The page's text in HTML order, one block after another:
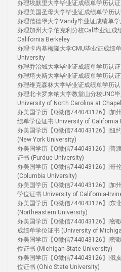
办理埃默里大学毕业证成绩单学历认
办理美国圣母大学毕业证成绩单学历
办理范德堡大学Vandy毕业证成绩单
办理加州大学伯克利分校Cal毕业证
California Berkeley
办理卡内基梅隆大学CMU毕业证成绩
University
办理乔治城大学毕业证成绩单学历认
办理塔夫斯大学毕业证成绩单学历认
办理维克森林大学毕业证成绩单学历
办理北卡罗来纳大学教堂山分校UNC
University of North Carolina at Chapel
办美国学历【Q微信744043126】|加
绩单学位证书 University of California
办美国学历【Q微信744043126】|纽
(New York University)
办美国学历【Q微信744043126】|普
证书 (Purdue University)
办美国学历【Q微信744043126】|哥
(Columbia University)
办美国学历【Q微信744043126】|加
学位证书 University of California-
办美国学历【Q微信744043126】|东
(Northeastern University)
办美国学历【Q微信744043126】|密
成绩单学位证书 (University of
办美国学历【Q微信744043126】|密
位证书 (Michigan State University)
办美国学历【Q微信744043126】|俄
位证书 (Ohio State University)